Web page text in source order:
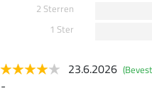
2 Sterren
1 Ster
23.6.2026
-